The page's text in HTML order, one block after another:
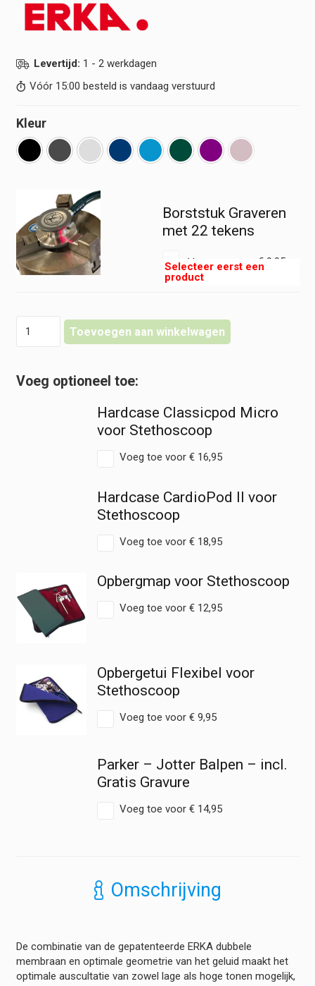
Levertijd: 1 - 2 werkdagen
Vóór 15:00 besteld is vandaag verstuurd
Kleur
Borststuk Graveren
met 22 tekens
Voeg toe voor€ 9,95
8,22
hoeveelheid
Toevoegen aan winkelwagen
Hardcase Classicpod Micro
voor Stethoscoop
Voeg toe voor €16,95
Hardcase CardioPod II voor
Stethoscoop
Voeg toe voor €18,95
Opbergmap voor Stethoscoop
Voeg toe voor €12,95
Opbergetui Flexibel voor
Stethoscoop
Voeg toe voor €9,95
Parker – Jotter Balpen – incl.
Gratis Gravure
Voeg toe voor €14,95
Omschrijving
De combinatie van de gepatenteerde ERKA dubbele
membraan en optimale geometrie van het geluid maakt het
optimale auscultatie van zowel lage als hoge tonen mogelijk,